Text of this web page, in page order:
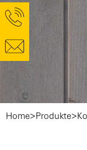
Home>Produkte>